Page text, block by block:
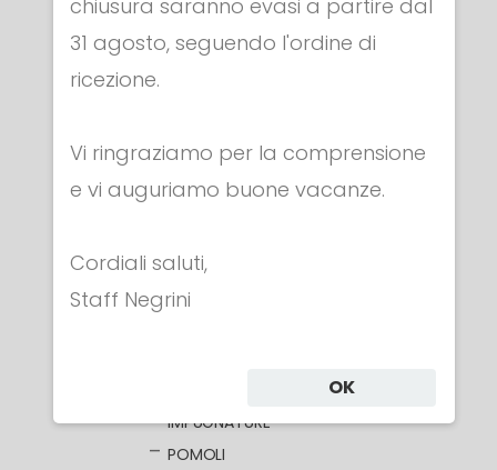
Categorie
ABBIGLIAMENTO
MASCHERE
FIORETTO
FIORETTI ELETTRICI
IMPUGNATURE
POMOLI
chiusura saranno evasi a partire dal
31 agosto, seguendo l'ordine di
ricezione.
Vi ringraziamo per la comprensione
e vi auguriamo buone vacanze.
Cordiali saluti,
Staff Negrini
OK